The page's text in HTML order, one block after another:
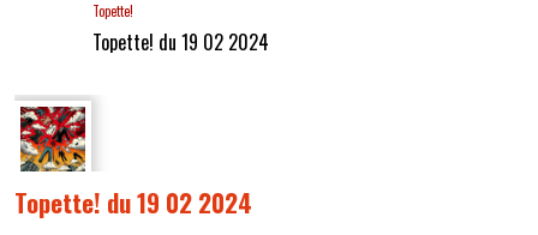
Topette!
Topette! du 19 02 2024
Topette! du 19 02 2024